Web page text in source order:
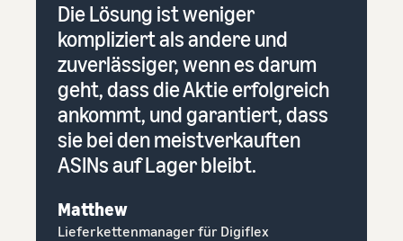
Die Lösung ist weniger
kompliziert als andere und
zuverlässiger, wenn es darum
geht, dass die Aktie erfolgreich
ankommt, und garantiert, dass
sie bei den meistverkauften
ASINs auf Lager bleibt.
Matthew
Lieferkettenmanager für Digiflex